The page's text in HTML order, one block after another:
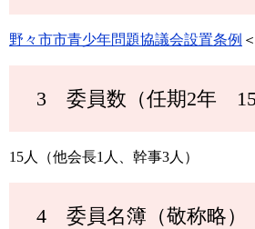
野々市市青少年問題協議会設置条例
3 委員数（任期2年 15
15人（他会長1人、幹事3人）
4 委員名簿（敬称略）